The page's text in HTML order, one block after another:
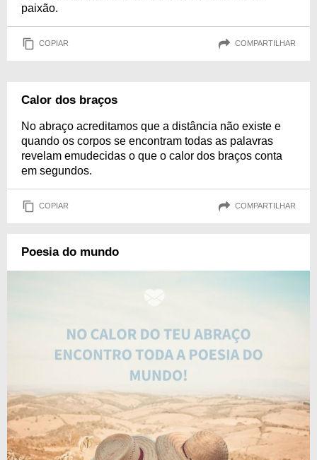
paixão.
COPIAR COMPARTILHAR
Calor dos braços
No abraço acreditamos que a distância não existe e
quando os corpos se encontram todas as palavras
revelam emudecidas o que o calor dos braços conta
em segundos.
COPIAR COMPARTILHAR
Poesia do mundo